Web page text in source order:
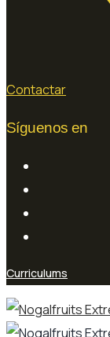
Contactar
Síguenos en
Curriculums